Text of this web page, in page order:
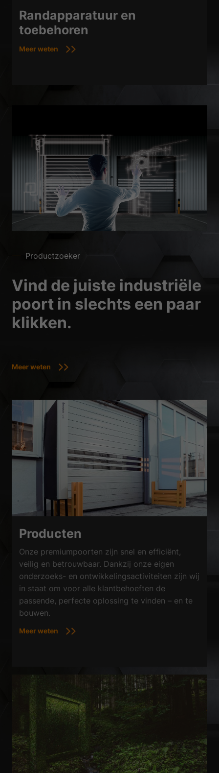
Randapparatuur en
toebehoren
Meer weten
Productzoeker
Vind de juiste industriële
poort in slechts een paar
klikken.
Meer weten
Producten
Onze premiumpoorten zijn snel en efficiënt,
veilig en betrouwbaar. Dankzij onze eigen
onderzoeks- en ontwikkelingsactiviteiten zijn wij
in staat om voor alle klantbehoeften de
passende, perfecte oplossing te vinden – en te
bouwen.
Meer weten